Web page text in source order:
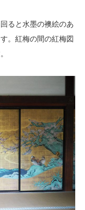
ると水墨の襖絵のあ
。紅梅の間の紅梅図